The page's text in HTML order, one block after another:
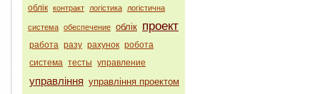
облік контракт логістика логістична
система обеспечение облік проект
работа разу рахунок робота
система тесты управление
управління управління проектом